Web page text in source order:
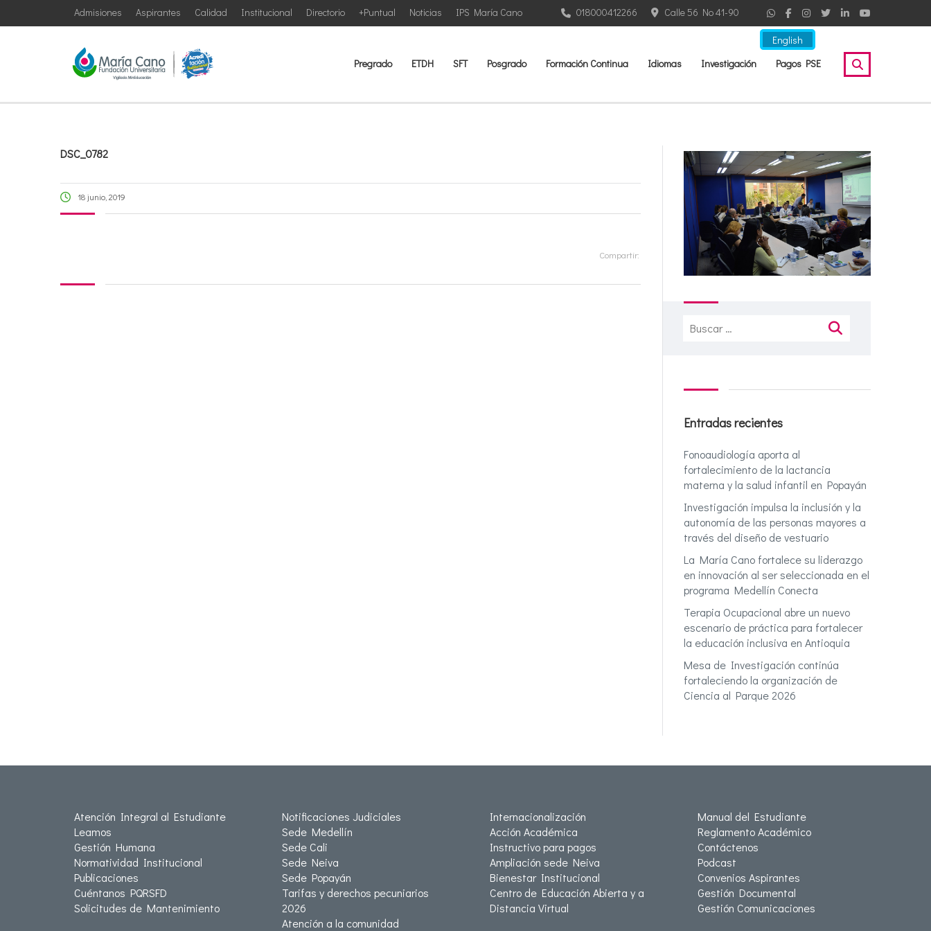
English
IPS María Cano
Noticias
+Puntual
Directorio
Institucional
Calidad
Aspirantes
Admisiones Calle 56 No 41-90
018000412266
Pregrado ETDH SFT Posgrado Formación Continua Idiomas Investigación Pagos PSE
DSC_0782
18 junio, 2019
Compartir:
Buscar:
Entradas recientes
Fonoaudiología aporta al
fortalecimiento de la lactancia
materna y la salud infantil en Popayán
Investigación impulsa la inclusión y la
autonomía de las personas mayores a
través del diseño de vestuario
La María Cano fortalece su liderazgo
en innovación al ser seleccionada en el
programa Medellín Conecta
Terapia Ocupacional abre un nuevo
escenario de práctica para fortalecer
la educación inclusiva en Antioquia
Mesa de Investigación continúa
fortaleciendo la organización de
Ciencia al Parque 2026
Atención Integral al Estudiante
Leamos
Gestión Humana
Normatividad Institucional
Publicaciones
Cuéntanos PQRSFD
Solicitudes de Mantenimiento
Notificaciones Judiciales
Sede Medellín
Sede Cali
Sede Neiva
Sede Popayán
Tarifas y derechos pecuniarios
2026
Atención a la comunidad
Internacionalización
Acción Académica
Instructivo para pagos
Ampliación sede Neiva
Bienestar Institucional
Centro de Educación Abierta y a
Distancia Virtual
Manual del Estudiante
Reglamento Académico
Contáctenos
Podcast
Convenios Aspirantes
Gestión Documental
Gestión Comunicaciones